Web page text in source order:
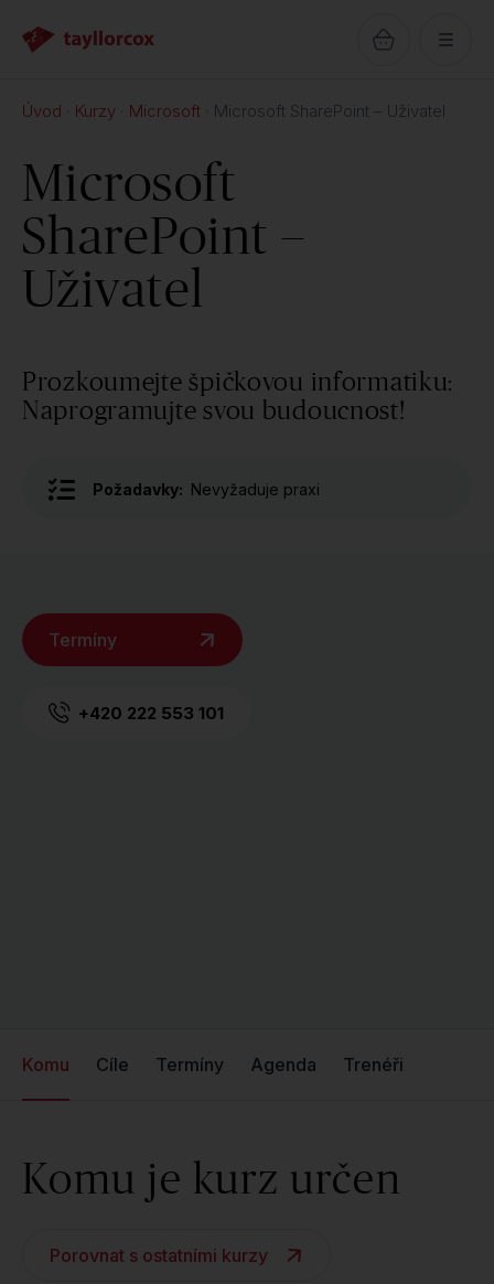
Úvod Kurzy Microsoft Microsoft SharePoint – Uživatel
Microsoft
SharePoint –
Uživatel
Prozkoumejte špičkovou informatiku:
Naprogramujte svou budoucnost!
Požadavky: Nevyžaduje praxi
Termíny
+420 222 553 101
Komu Cíle Termíny Agenda Trenéři
Komu je kurz určen
Porovnat s ostatními kurzy